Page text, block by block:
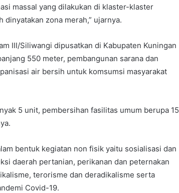
massal yang dilakukan di klaster-klaster
zona merah,” ujarnya.
III/Siliwangi dipusatkan di Kabupaten Kuningan
550 meter, pembangunan sarana dan
air bersih untuk komsumsi masyarakat
5 unit, pembersihan fasilitas umum berupa 15
bentuk kegiatan non fisik yaitu sosialisasi dan
daerah pertanian, perikanan dan peternakan
terorisme dan deradikalisme serta
Covid-19.